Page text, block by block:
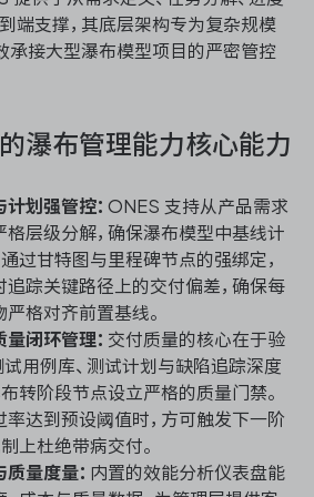
端支撑，其底层架构专为复杂规模
承接大型瀑布模型项目的严密管控
瀑布管理能力核心能力
划强管控： ONES 支持从产品需求
格层级分解，确保瀑布模型中基线计
过甘特图与里程碑节点的强绑定，
追踪关键路径上的交付偏差，确保每
格对齐前置基线。
闭环管理： 交付质量的核心在于验
试用例库、测试计划与缺陷追踪深度
转阶段节点设立严格的质量门禁。
率达到预设阈值时，方可触发下一阶
上杜绝带病交付。
量度量： 内置的效能分析仪表盘能